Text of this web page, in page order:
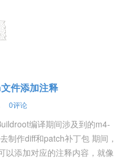
件添加注释
0评论
编译期间涉及到的m4-
制作diff和patch补丁包 期间，
以添加对应的注释内容，就像